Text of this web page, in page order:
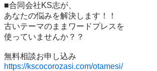
■合同会社KS志が、
あなたの悩みを解決します！！
古いテーマのままワードプレスを
使っていませんか？？
https://kscocorozasi.com/otamesi/